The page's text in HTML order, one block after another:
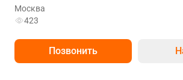
Москва
423
Позвонить